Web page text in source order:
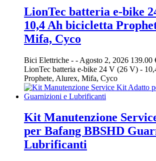
LionTec batteria e-bike
10,4 Ah bicicletta
Mifa, Cyco
Bici Elettriche - - Agosto 2, 2026 139.00
LionTec batteria e-bike 24 V (26 V) -
Prophete, Alurex, Mifa, Cyco
Kit Manutenzione
per Bafang BBSHD
Lubrificanti